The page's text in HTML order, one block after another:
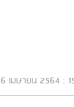
เมษายน 2564 :